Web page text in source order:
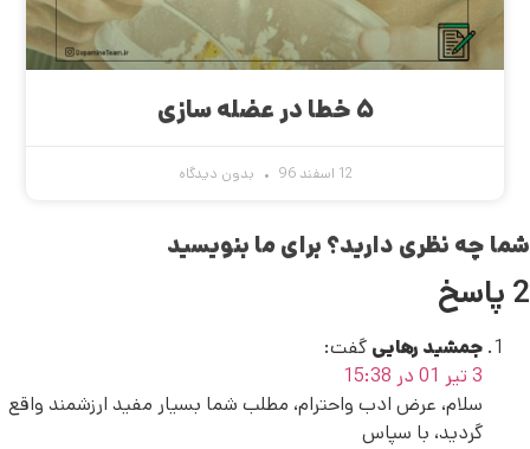
۵ خطا در عضله سازی
12 اسفند 96 بدون دیدگاه
شما چه نظری دارید؟ برای ما بنویسید
2 پاسخ
جمشید رهایی گفت:
3 تیر 01 در 15:38
سلام، عرض ادب واحترام، مطلب شما بسیار مفید ارزشمند واقع
گردید، با سپاس